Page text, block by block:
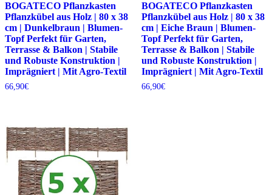
BOGATECO Pflanzkasten
Pflanzkübel aus Holz | 80 x 38
cm | Dunkelbraun | Blumen-
Topf Perfekt für Garten,
Terrasse & Balkon | Stabile
und Robuste Konstruktion |
Imprägniert | Mit Agro-Textil
66,90€
BOGATECO Pflanzkasten
Pflanzkübel aus Holz | 80 x 38
cm | Eiche Braun | Blumen-
Topf Perfekt für Garten,
Terrasse & Balkon | Stabile
und Robuste Konstruktion |
Imprägniert | Mit Agro-Textil
66,90€